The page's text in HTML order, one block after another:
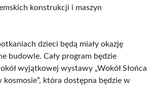
konstrukcji i maszyn
dzieci będą miały okazję
budowle. Cały program będzie
wyjątkowej wystawy „Wokół Słońca
kosmosie”, która dostępna będzie w